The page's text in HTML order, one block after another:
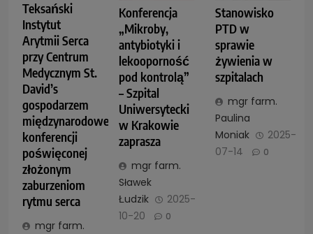
Teksański
Instytut
Arytmii Serca
przy Centrum
Medycznym St.
David’s
gospodarzem
międzynarodowej
konferencji
poświęconej
złożonym
zaburzeniom
rytmu serca
mgr farm.
Konferencja
„Mikroby,
antybiotyki i
lekooporność
pod kontrolą”
– Szpital
Uniwersytecki
w Krakowie
zaprasza
mgr farm.
Sławek
Łudzik
2025-
10-20
0
Stanowisko
PTD w
sprawie
żywienia w
szpitalach
mgr farm.
Paulina
Moniak
2025-
07-14
0